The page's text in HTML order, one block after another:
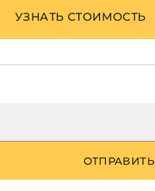
УЗНАТЬ СТОИМОСТЬ
ОТПРАВИТЬ